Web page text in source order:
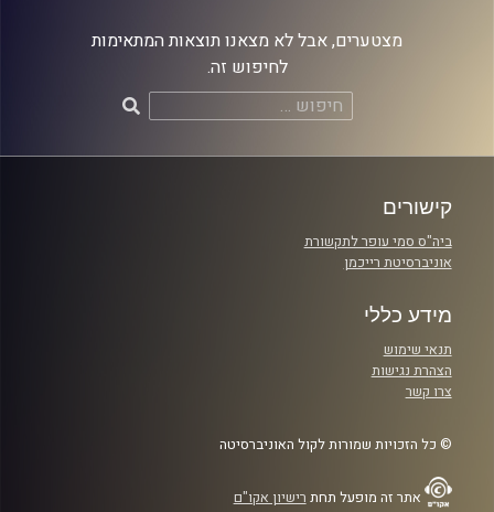
מצטערים, אבל לא מצאנו תוצאות המתאימות
לחיפוש זה.
חיפוש:
קישורים
ביה"ס סמי עופר לתקשורת
אוניברסיטת רייכמן
מידע כללי
תנאי שימוש
הצהרת נגישות
צרו קשר
© כל הזכויות שמורות לקול האוניברסיטה
אתר זה מופעל תחת רישיון אקו"ם